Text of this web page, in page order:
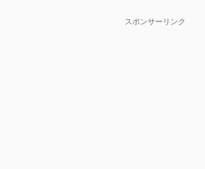
スポンサーリンク